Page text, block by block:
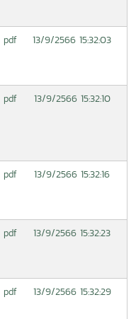
pdf 13/9/2566 15:32:03
pdf 13/9/2566 15:32:10
pdf 13/9/2566 15:32:16
pdf 13/9/2566 15:32:23
pdf 13/9/2566 15:32:29